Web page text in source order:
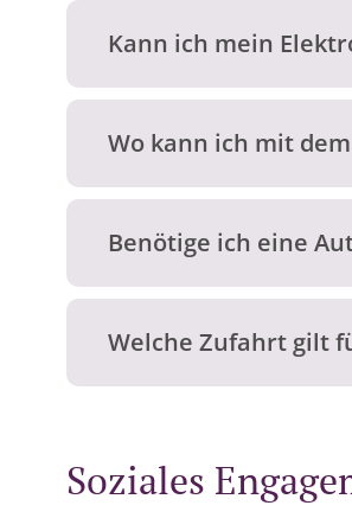
Kann ich mein
Wo kann ich mit
Benötige ich eine
Welche Zufahrt gilt
Soziales